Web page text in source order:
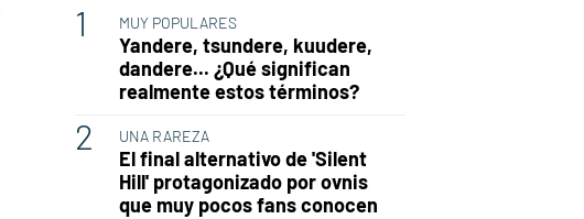
MUY POPULARES
Yandere, tsundere, kuudere,
dandere... ¿Qué significan
realmente estos términos?
UNA RAREZA
El final alternativo de 'Silent
Hill' protagonizado por ovnis
que muy pocos fans conocen